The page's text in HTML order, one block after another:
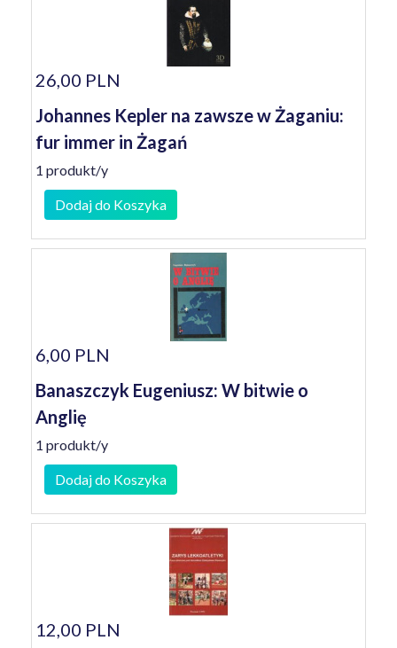
26,00 PLN
Johannes Kepler na zawsze w Żaganiu:
fur immer in Żagań
1 produkt/y
Dodaj do Koszyka
6,00 PLN
Banaszczyk Eugeniusz: W bitwie o
Anglię
1 produkt/y
Dodaj do Koszyka
12,00 PLN